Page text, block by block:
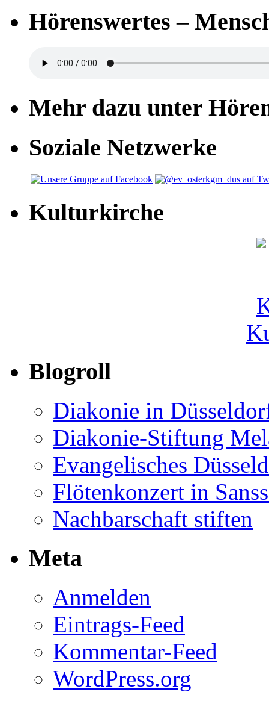
Hörenswertes –
Mehr dazu unter
Soziale Netzwerke
Kulturkirche
Blogroll
Diakonie in
Diakonie-Stiftung
Evangelisches
Flötenkonzert in
Nachbarschaft stiften
Meta
Anmelden
Eintrags-Feed
Kommentar-Feed
WordPress.org